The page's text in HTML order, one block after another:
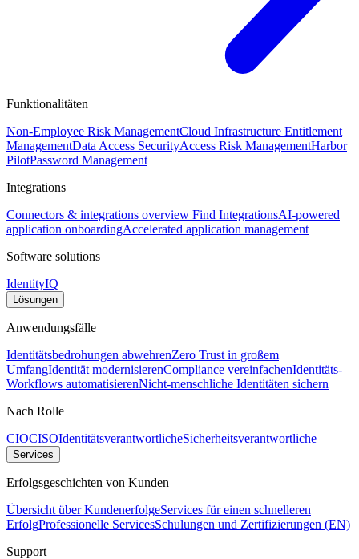
Funktionalitäten
Non-Employee Risk ManagementCloud Infrastructure Entitlement
ManagementData Access SecurityAccess Risk ManagementHarbor
PilotPassword Management
Integrations
Connectors & integrations overview Find IntegrationsAI-powered
application onboardingAccelerated application management
Software solutions
IdentityIQ
Lösungen
Anwendungsfälle
Identitätsbedrohungen abwehrenZero Trust in großem
UmfangIdentität modernisierenCompliance vereinfachenIdentitäts-
Workflows automatisierenNicht-menschliche Identitäten sichern
Nach Rolle
CIOCISOIdentitätsverantwortlicheSicherheitsverantwortliche
Services
Erfolgsgeschichten von Kunden
Übersicht über KundenerfolgeServices für einen schnelleren
ErfolgProfessionelle ServicesSchulungen und Zertifizierungen (EN)
Support